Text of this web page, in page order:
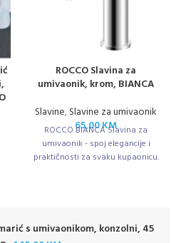
ROCCO Slavina za
umivaonik, krom, BIANCA
Slavine,Slavine za umivaonik
65,00KM
ROCCO BIANCA Slavina za
umivaonik - spoj elegancije i
praktičnosti za svaku kupaonicu.
s umivaonikom, konzolni, 45